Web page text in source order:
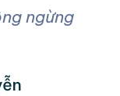
ngừng